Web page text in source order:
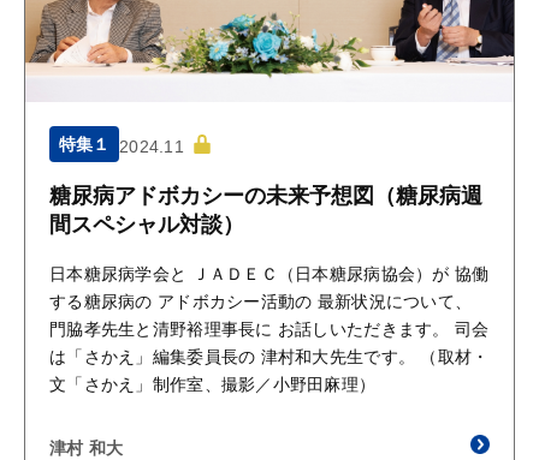
特集１ 2024.11
糖尿病アドボカシーの未来予想図（糖尿病週
間スペシャル対談）
日本糖尿病学会と ＪＡＤＥＣ（日本糖尿病協会）が 協働
する糖尿病の アドボカシー活動の 最新状況について、
門脇孝先生と清野裕理事長に お話しいただきます。 司会
は「さかえ」編集委員長の 津村和大先生です。 （取材・
文「さかえ」制作室、撮影／小野田麻理）
津村 和大